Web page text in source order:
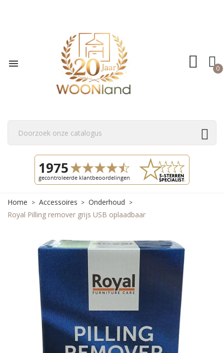
 0
Home Accessoires
Onderhoud
Royal Pilling remover grijs USB oplaadbaar